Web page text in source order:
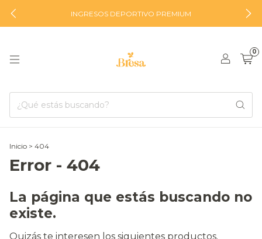
INGRESOS DEPORTIVO PREMIUM
0
Inicio > 404
Error - 404
La página que estás buscando no
existe.
Quizás te interesen los siguientes productos.